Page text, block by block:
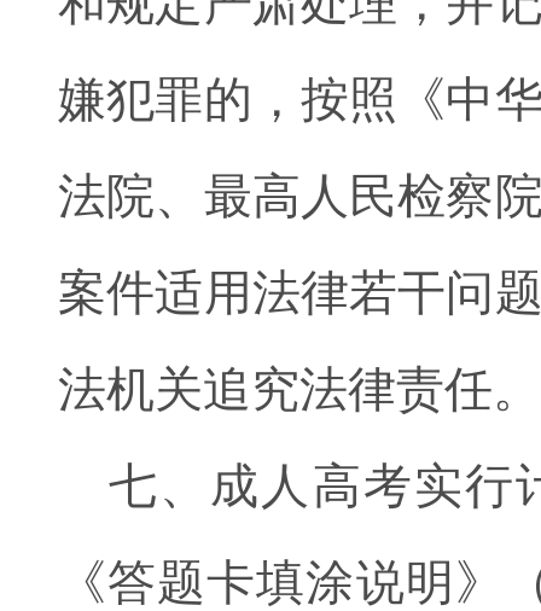
嫌犯罪的，按照《中
法院、最高人民检察
案件适用法律若干问
法机关追究法律责任。
七、成人高考实行
《答题卡填涂说明》